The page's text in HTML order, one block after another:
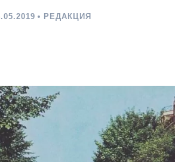
РЕДАКЦИЯ